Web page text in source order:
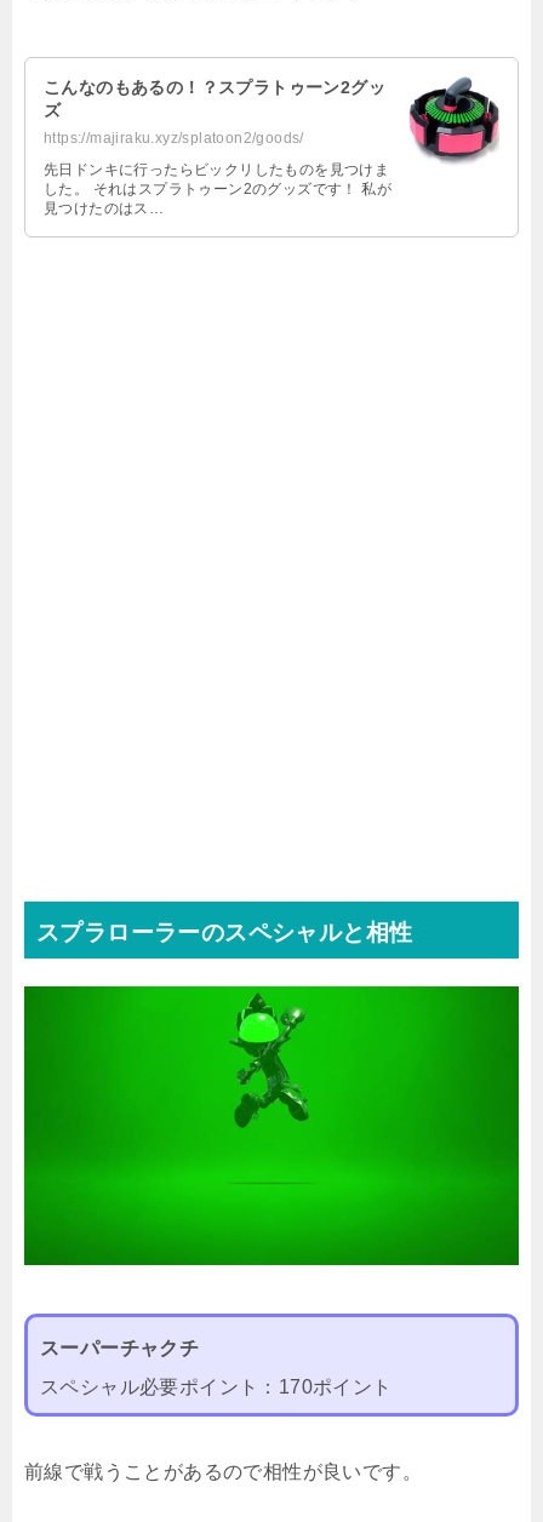
こんなのもあるの！？スプラトゥーン2グッ
ズ
https://majiraku.xyz/splatoon2/goods/
先日ドンキに行ったらビックリしたものを見つけま
した。 それはスプラトゥーン2のグッズです！ 私が
見つけたのはス…
スプラローラーのスペシャルと相性
スーパーチャクチ
スペシャル必要ポイント：170ポイント
前線で戦うことがあるので相性が良いです。